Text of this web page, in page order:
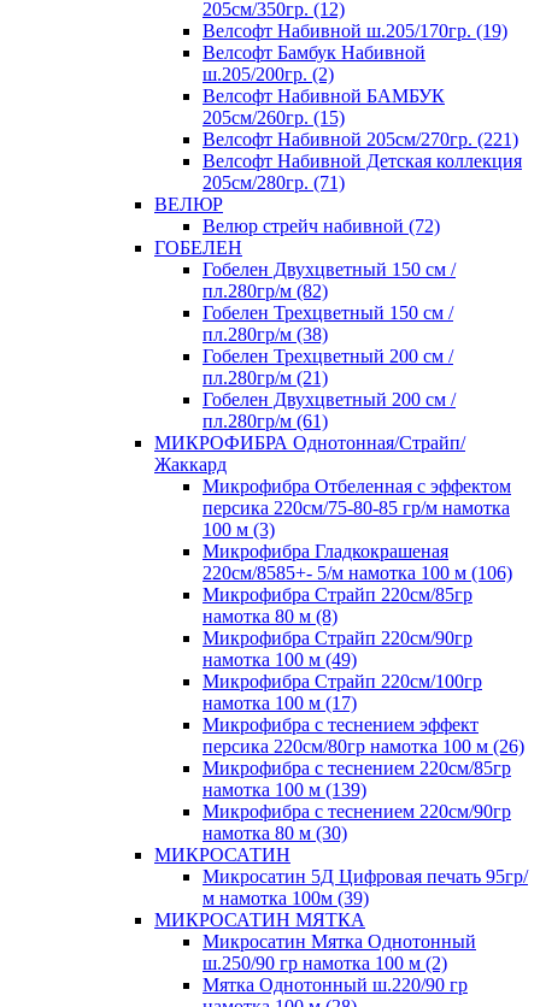
205см/350гр. (12)
Велсофт Набивной ш.205/170гр. (19)
Велсофт Бамбук Набивной
ш.205/200гр. (2)
Велсофт Набивной БАМБУК
205см/260гр. (15)
Велсофт Набивной 205см/270гр. (221)
Велсофт Набивной Детская коллекция
205см/280гр. (71)
ВЕЛЮР
Велюр стрейч набивной (72)
ГОБЕЛЕН
Гобелен Двухцветный 150 см /
пл.280гр/м (82)
Гобелен Трехцветный 150 см /
пл.280гр/м (38)
Гобелен Трехцветный 200 см /
пл.280гр/м (21)
Гобелен Двухцветный 200 см /
пл.280гр/м (61)
МИКРОФИБРА Однотонная/Страйп/
Жаккард
Микрофибра Отбеленная с эффектом
персика 220см/75-80-85 гр/м намотка
100 м (3)
Микрофибра Гладкокрашеная
220см/8585+- 5/м намотка 100 м (106)
Микрофибра Страйп 220см/85гр
намотка 80 м (8)
Микрофибра Страйп 220см/90гр
намотка 100 м (49)
Микрофибра Страйп 220см/100гр
намотка 100 м (17)
Микрофибра с теснением эффект
персика 220см/80гр намотка 100 м (26)
Микрофибра с теснением 220см/85гр
намотка 100 м (139)
Микрофибра с теснением 220см/90гр
намотка 80 м (30)
МИКРОСАТИН
Микросатин 5Д Цифровая печать 95гр/
м намотка 100м (39)
МИКРОСАТИН МЯТКА
Микросатин Мятка Однотонный
ш.250/90 гр намотка 100 м (2)
Мятка Однотонный ш.220/90 гр